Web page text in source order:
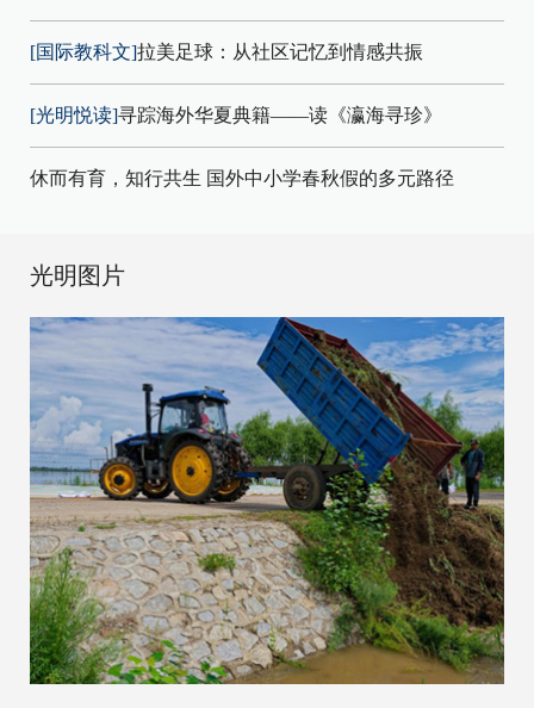
[国际教科文]拉美足球：从社区记忆到情感共振
[光明悦读]寻踪海外华夏典籍——读《瀛海寻珍》
休而有育，知行共生 国外中小学春秋假的多元路径
光明图片